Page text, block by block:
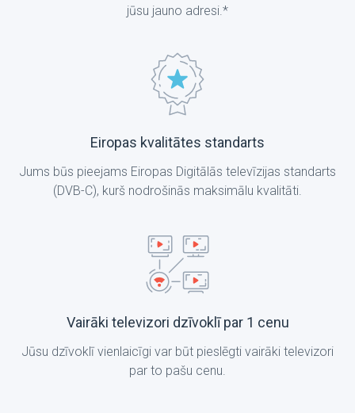
jūsu jauno adresi.*
Eiropas kvalitātes standarts
Jums būs pieejams Eiropas Digitālās televīzijas standarts
(DVB-C), kurš nodrošinās maksimālu kvalitāti.
Vairāki televizori dzīvoklī par 1 cenu
Jūsu dzīvoklī vienlaicīgi var būt pieslēgti vairāki televizori
par to pašu cenu.